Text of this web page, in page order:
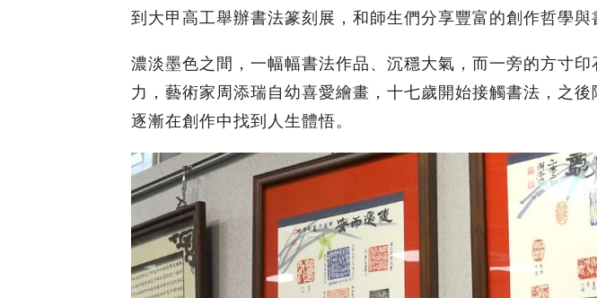
到大甲高工舉辦書法篆刻展，和師生們分享豐富的創作哲學與
濃淡墨色之間，一幅幅書法作品、沉穩大氣，而一旁的方寸
力，藝術家周添瑞自幼喜愛繪畫，十七歲開始接觸書法，之
逐漸在創作中找到人生體悟。